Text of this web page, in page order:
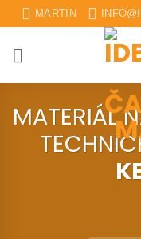
Skip
to
content
MARTIN
MATERIÁL